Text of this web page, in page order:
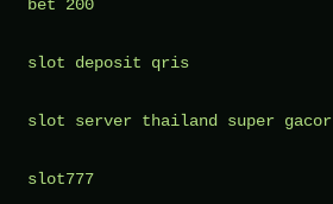
atau
bet 200
slot deposit qris
slot server thailand super gacor
slot777